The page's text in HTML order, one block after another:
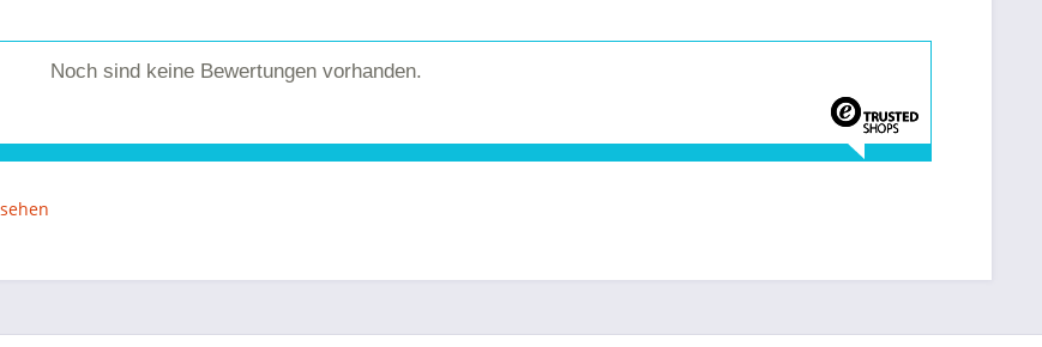
Noch sind keine Bewertungen vorhanden.